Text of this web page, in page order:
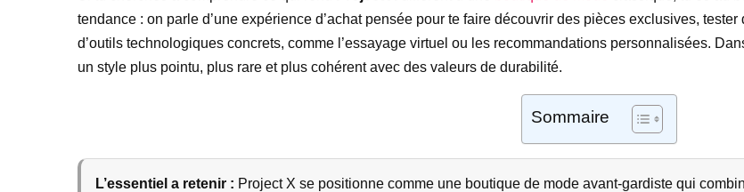
tendance : on parle d’une expérience d’achat pensée pour te faire découvrir des pièces exclusives,
d’outils technologiques concrets, comme l’essayage virtuel ou les recommandations personnalisées.
un style plus pointu, plus rare et plus cohérent avec des valeurs de durabilité.
Sommaire
L’essentiel a retenir : Project X se positionne comme une boutique de mode avant-gardiste qui